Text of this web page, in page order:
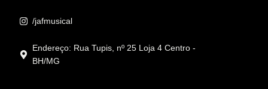
/jafmusical
Endereço: Rua Tupis, nº 25 Loja 4 Centro -
BH/MG